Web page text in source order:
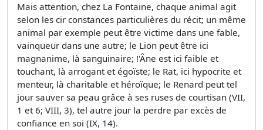
Mais attention, chez La Fontaine, chaque animal agit
selon les cir­ constances particulières du récit; un même
animal par exemple peut être victime dans une fable,
vainqueur dans une autre; le Lion peut être ici
magnanime, là sanguinaire; !'Âne est ici faible et
touchant, là arrogant et égoïste; le Rat, ici hypocrite et
menteur, là charitable et héroïque; le Renard peut tel
jour sauver sa peau grâce à ses ruses de courtisan (VII,
1 et 6; VIII, 3), tel autre jour la perdre par excès de
confiance en soi (IX, 14).